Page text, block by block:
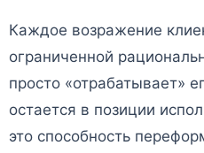
Каждое возражение
ограниченной
просто «отрабатывает»
остается в позиции
это способность